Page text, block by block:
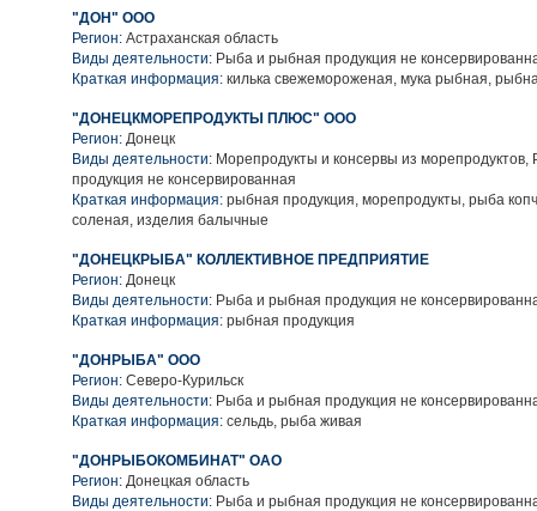
"ДОН" ООО
Регион: Астраханская область
Виды деятельности: Рыба и рыбная продукция не
Краткая информация: килька свежемороженая, мука рыбная,
"ДОНЕЦКМОРЕПРОДУКТЫ ПЛЮС" ООО
Регион: Донецк
Виды деятельности: Морепродукты и консервы из
продукция не консервированная
Краткая информация: рыбная продукция, морепродукты, рыба
соленая, изделия балычные
"ДОНЕЦКРЫБА" КОЛЛЕКТИВНОЕ ПРЕДПРИЯТИЕ
Регион: Донецк
Виды деятельности: Рыба и рыбная продукция не
Краткая информация: рыбная продукция
"ДОНРЫБА" ООО
Регион: Северо-Курильск
Виды деятельности: Рыба и рыбная продукция не
Краткая информация: сельдь, рыба живая
"ДОНРЫБОКОМБИНАТ" ОАО
Регион: Донецкая область
Виды деятельности: Рыба и рыбная продукция не